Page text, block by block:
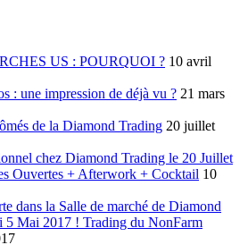
US : POURQUOI ? 10 avril
: une impression de déjà vu ? 21 mars
de la Diamond Trading 20 juillet
chez Diamond Trading le 20 Juillet
Ouvertes + Afterwork + Cocktail 10
dans la Salle de marché de Diamond
5 Mai 2017 ! Trading du NonFarm